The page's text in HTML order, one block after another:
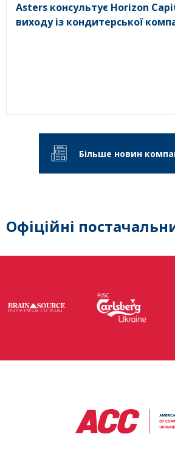
Asters консультує Horizon
виходу із кондитерської
Більше новин
Офіційні